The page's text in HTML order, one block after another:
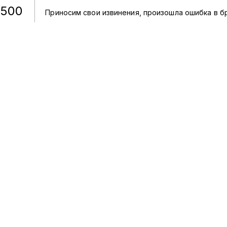
500 Приносим свои извинения, произошла ошибка в